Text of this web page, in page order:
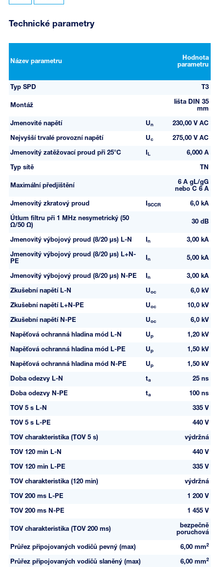
Technické parametry
Název parametru
Hodnota
parametru
Typ SPD T3
Montáž
lišta DIN 35
mm
Jmenovité napětí Un 230,00 V AC
Nejvyšší trvalé provozní napětí Uc 275,00 V AC
Jmenovitý zatěžovací proud při 25°C L 6,000 A
Typ sítě TN
Maximální předjištění
6 A gL/gG
nebo C 6 A
Jmenovitý zkratový proud SCCR 6,0 kA
Útlum filtru při 1 MHz nesymetrický (50
Ω/50 Ω)
30 dB
Jmenovitý výbojový proud (8/20 µs) L-N n 3,00 kA
Jmenovitý výbojový proud (8/20 µs) L+N-
PE
n 5,00 kA
Jmenovitý výbojový proud (8/20 µs) N-PE n 3,00 kA
Zkušební napětí L-N Uoc 6,0 kV
Zkušební napětí L+N-PE Uoc 10,0 kV
Zkušební napětí N-PE Uoc 6,0 kV
Napěťová ochranná hladina mód L-N Up 1,20 kV
Napěťová ochranná hladina mód L-PE Up 1,50 kV
Napěťová ochranná hladina mód N-PE Up 1,50 kV
Doba odezvy L-N ta 25 ns
Doba odezvy N-PE ta 100 ns
TOV 5 s L-N 335 V
TOV 5 s L-PE 440 V
TOV charakteristika (TOV 5 s) výdržná
TOV 120 min L-N 440 V
TOV 120 min L-PE 335 V
TOV charakteristika (120 min) výdržná
TOV 200 ms L-PE 1 200 V
TOV 200 ms N-PE 1 455 V
TOV charakteristika (TOV 200 ms)
bezpečně
poruchová
Průřez připojovaných vodičů pevný (max) 6,00 mm2
Průřez připojovaných vodičů slaněný (max) 6,00 mm2